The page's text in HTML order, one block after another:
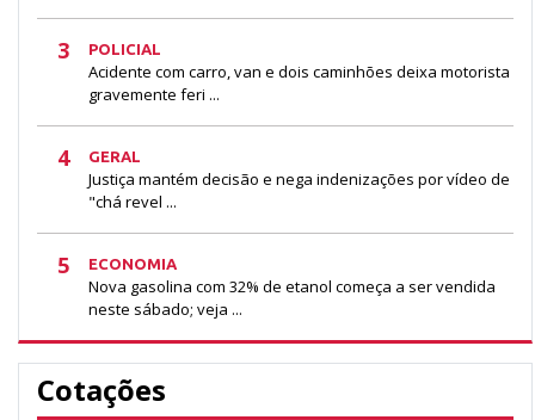
3 POLICIAL
Acidente com carro, van e dois caminhões deixa motorista
gravemente feri ...
4 GERAL
Justiça mantém decisão e nega indenizações por vídeo de
"chá revel ...
5 ECONOMIA
Nova gasolina com 32% de etanol começa a ser vendida
neste sábado; veja ...
Cotações